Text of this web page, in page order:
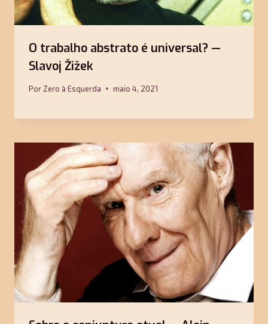
O trabalho abstrato é universal? —
Slavoj Žižek
Por Zero à Esquerda maio 4, 2021